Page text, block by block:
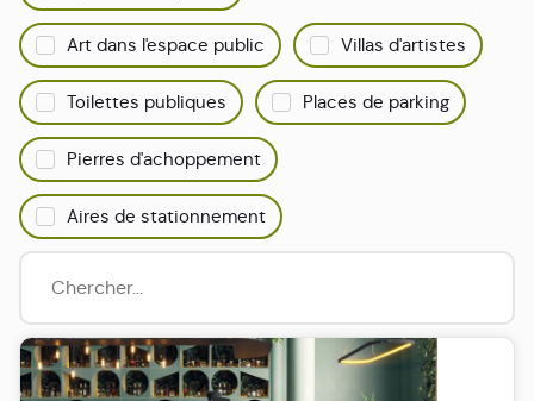
Art dans l'espace public Villas d'artistes
Toilettes publiques Places de parking
Pierres d'achoppement
Aires de stationnement